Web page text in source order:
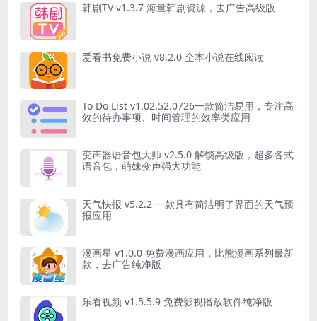
韩剧TV v1.3.7 海量韩剧资源，去广告高级版
爱看书免费小说 v8.2.0 全本小说在线阅读
To Do List v1.02.52.0726一款简洁易用，专注高
效的待办事项、时间管理的效率类应用
变声器语音包大师 v2.5.0 解锁高级版，超多各式
语音包，萌妹变声强大功能
天气快报 v5.2.2 一款具有简洁明了界面的天气预
报应用
漫画星 v1.0.0 免费漫画应用，比熊漫画系列最新
款，去广告纯净版
乐看视频 v1.5.5.9 免费影视播放软件纯净版